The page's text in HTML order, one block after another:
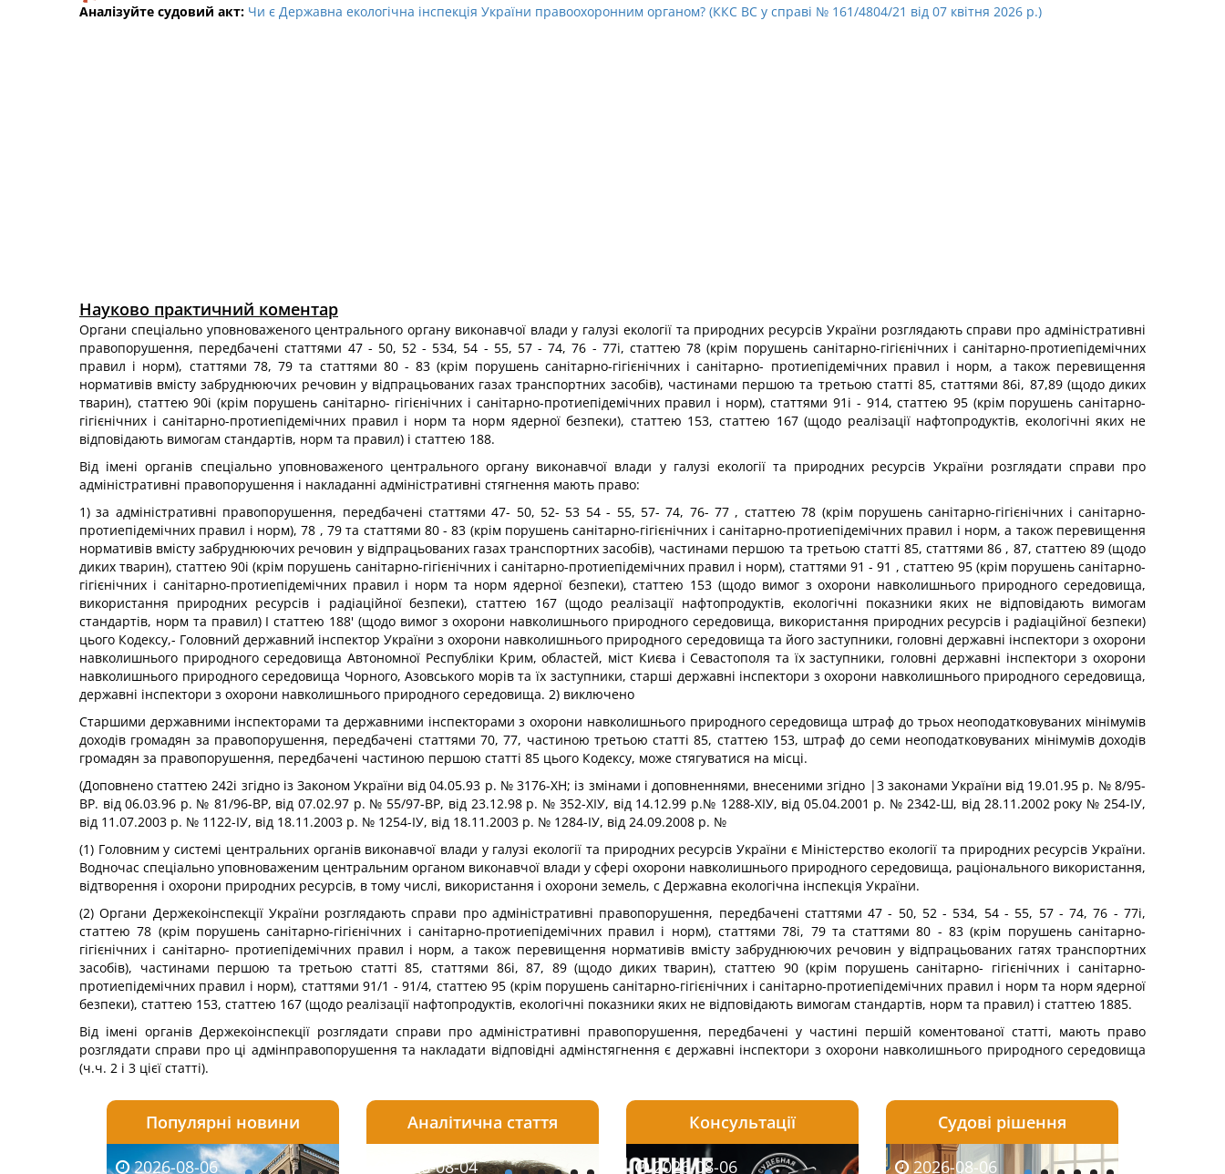
Аналізуйте судовий акт: Чи є Державна екологічна інспекція України правоохоронним органом? (ККС ВС у справі № 161/4804/21 від 07 квітня 2026 р.)
Науково практичний коментар
Органи спеціально уповноваженого центрального органу виконавчої влади у галузі екології та природних ресурсів України розглядають справи про адміністративні
правопорушення, передбачені статтями 47 - 50, 52 - 534, 54 - 55, 57 - 74, 76 - 77і, статтею 78 (крім порушень санітарно-гігієнічних і санітарно-протиепідемічних
правил і норм), статтями 78, 79 та статтями 80 - 83 (крім порушень санітарно-гігієнічних і санітарно- протиепідемічних правил і норм, а також перевищення
нормативів вмісту забруднюючих речовин у відпрацьованих газах транспортних засобів), частинами першою та третьою статті 85, статтями 86і, 87,89 (щодо диких
тварин), статтею 90і (крім порушень санітарно- гігієнічних і санітарно-протиепідемічних правил і норм), статтями 91і - 914, статтею 95 (крім порушень санітарно-
гігієнічних і санітарно-протиепідемічних правил і норм та норм ядерної безпеки), статтею 153, статтею 167 (щодо реалізації нафтопродуктів, екологічні яких не
відповідають вимогам стандартів, норм та правил) і статтею 188.
Від імені органів спеціально уповноваженого центрального органу виконавчої влади у галузі екології та природних ресурсів України розглядати справи про
адміністративні правопорушення і накладанні адміністративні стягнення мають право:
1) за адміністративні правопорушення, передбачені статтями 47- 50, 52- 53 54 - 55, 57- 74, 76- 77 , статтею 78 (крім порушень санітарно-гігієнічних і санітарно-
протиепідемічних правил і норм), 78 , 79 та статтями 80 - 83 (крім порушень санітарно-гігієнічних і санітарно-протиепідемічних правил і норм, а також перевищення
нормативів вмісту забруднюючих речовин у відпрацьованих газах транспортних засобів), частинами першою та третьою статті 85, статтями 86 , 87, статтею 89 (щодо
диких тварин), статтею 90і (крім порушень санітарно-гігієнічних і санітарно-протиепідемічних правил і норм), статтями 91 - 91 , статтею 95 (крім порушень санітарно-
гігієнічних і санітарно-протиепідемічних правил і норм та норм ядерної безпеки), статтею 153 (щодо вимог з охорони навколишнього природного середовища,
використання природних ресурсів і радіаційної безпеки), статтею 167 (щодо реалізації нафтопродуктів, екологічні показники яких не відповідають вимогам
стандартів, норм та правил) І статтею 188' (щодо вимог з охорони навколишнього природного середовища, використання природних ресурсів і радіаційної безпеки)
цього Кодексу,- Головний державний інспектор України з охорони навколишнього природного середовища та його заступники, головні державні інспектори з охорони
навколишнього природного середовища Автономної Республіки Крим, областей, міст Києва і Севастополя та їх заступники, головні державні інспектори з охорони
навколишнього природного середовища Чорного, Азовського морів та їх заступники, старші державні інспектори з охорони навколишнього природного середовища,
державні інспектори з охорони навколишнього природного середовища. 2) виключено
Старшими державними інспекторами та державними інспекторами з охорони навколишнього природного середовища штраф до трьох неоподатковуваних мінімумів
доходів громадян за правопорушення, передбачені статтями 70, 77, частиною третьою статті 85, статтею 153, штраф до семи неоподатковуваних мінімумів доходів
громадян за правопорушення, передбачені частиною першою статті 85 цього Кодексу, може стягуватися на місці.
(Доповнено статтею 242і згідно із Законом України від 04.05.93 р. № 3176-ХН; із змінами і доповненнями, внесеними згідно |3 законами України від 19.01.95 р. № 8/95-
ВР. від 06.03.96 р. № 81/96-ВР, від 07.02.97 р. № 55/97-ВР, від 23.12.98 р. № 352-ХІУ, від 14.12.99 р.№ 1288-ХІУ, від 05.04.2001 р. № 2342-Ш, від 28.11.2002 року № 254-ІУ,
від 11.07.2003 р. № 1122-ІУ, від 18.11.2003 р. № 1254-ІУ, від 18.11.2003 р. № 1284-ІУ, від 24.09.2008 р. №
(1) Головним у системі центральних органів виконавчої влади у галузі екології та природних ресурсів України є Міністерство екології та природних ресурсів України.
Водночас спеціально уповноваженим центральним органом виконавчої влади у сфері охорони навколишнього природного середовища, раціонального використання,
відтворення і охорони природних ресурсів, в тому числі, використання і охорони земель, с Державна екологічна інспекція України.
(2) Органи Держекоінспекції України розглядають справи про адміністративні правопорушення, передбачені статтями 47 - 50, 52 - 534, 54 - 55, 57 - 74, 76 - 77і,
статтею 78 (крім порушень санітарно-гігієнічних і санітарно-протиепідемічних правил і норм), статтями 78і, 79 та статтями 80 - 83 (крім порушень санітарно-
гігієнічних і санітарно- протиепідемічних правил і норм, а також перевищення нормативів вмісту забруднюючих речовин у відпрацьованих гатях транспортних
засобів), частинами першою та третьою статті 85, статтями 86і, 87, 89 (щодо диких тварин), статтею 90 (крім порушень санітарно- гігієнічних і санітарно-
протиепідемічних правил і норм), статтями 91/1 - 91/4, статтею 95 (крім порушень санітарно-гігієнічних і санітарно-протиепідемічних правил і норм та норм ядерної
безпеки), статтею 153, статтею 167 (щодо реалізації нафтопродуктів, екологічні показники яких не відповідають вимогам стандартів, норм та правил) і статтею 1885.
Від імені органів Держекоінспекції розглядати справи про адміністративні правопорушення, передбачені у частині першій коментованої статті, мають право
розглядати справи про ці адмінправопорушення та накладати відповідні адмінстягнення є державні інспектори з охорони навколишнього природного середовища
(ч.ч. 2 і 3 цієї статті).
Популярні новини
2026-08-06 2026-08-05 2026-08-05 2026-08-05 2026-08-04
Аналітична стаття
2026-08-03 2026-08-04 2026-08-04 2026-08-03 2026-08-03
Консультації
2026-07-27 2026-08-06 2026-08-06 2026-08-05
Судові рішення
2026-07-30 2026-08-06